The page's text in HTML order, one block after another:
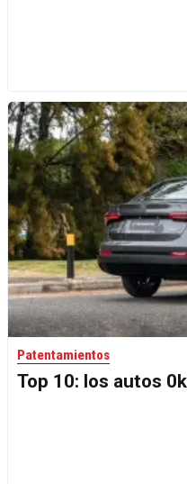
Patentamientos
Top 10: los autos